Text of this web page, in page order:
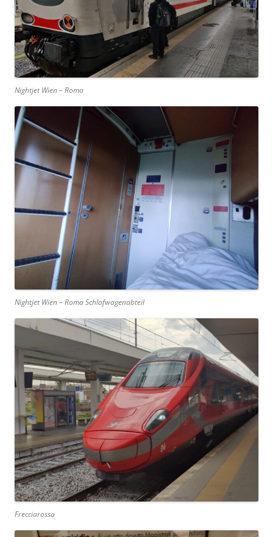
Nightjet Wien – Roma
Nightjet Wien – Roma Schlafwagenabteil
Frecciarossa